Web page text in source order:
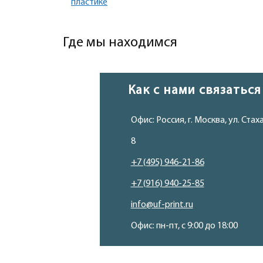
пластике
Где мы находимся
Как с нами связаться
Офис: Россия,г. Москва,ул.
8
+7 (495) 946-21-86
+7 (916) 940-25-85
info@uf-print.ru
Офис: пн-пт, с 9:00 до 18:00